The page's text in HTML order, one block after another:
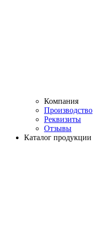
Компания
Производство
Реквизиты
Отзывы
Каталог продукции